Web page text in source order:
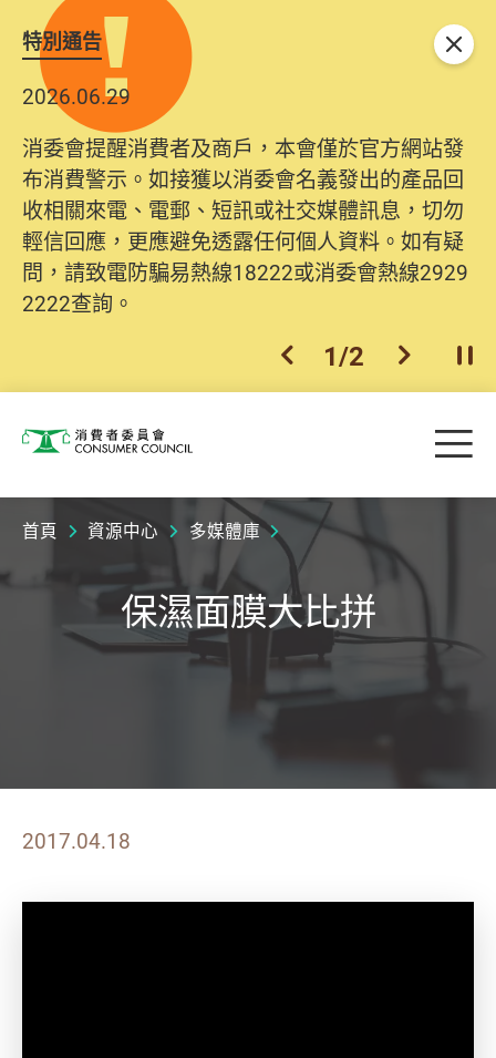
特別通告
2026.06.29
消委會提醒消費者及商戶，本會僅於官方網站發
布消費警示。如接獲以消委會名義發出的產品回
收相關來電、電郵、短訊或社交媒體訊息，切勿
輕信回應，更應避免透露任何個人資料。如有疑
問，請致電防騙易熱線18222或消委會熱線2929
2222查詢。
上一個
1/2 下一個開
關閉
消費者委員會 目
首頁 資源中心 多媒體庫
保濕面膜大比拼
2017.04.18